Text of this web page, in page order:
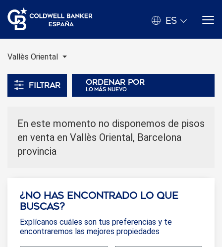
ES
Vallès Oriental
Filtrar Ordenar por
lo más nuevo
En este momento no disponemos de pisos
en venta en Vallès Oriental, Barcelona
provincia
¿No has encontrado lo que
buscas?
Explícanos cuáles son tus preferencias y te
encontraremos las mejores propiedades